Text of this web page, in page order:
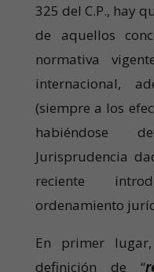
325 del C.P., hay
de aquellos
normativa
internacional,
(siempre a los
habiéndose
Jurisprudencia
reciente
ordenamiento
En primer
definición de “